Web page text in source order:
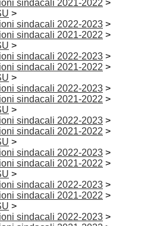
sindacali 2021-2022 >
>
sindacali 2022-2023 >
sindacali 2021-2022 >
>
sindacali 2022-2023 >
sindacali 2021-2022 >
>
sindacali 2022-2023 >
sindacali 2021-2022 >
>
sindacali 2022-2023 >
sindacali 2021-2022 >
>
sindacali 2022-2023 >
sindacali 2021-2022 >
>
sindacali 2022-2023 >
sindacali 2021-2022 >
>
sindacali 2022-2023 >